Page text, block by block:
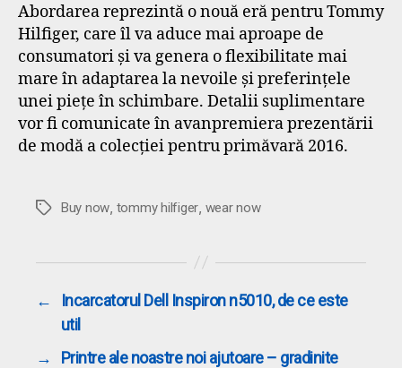
Abordarea reprezintă o nouă eră pentru Tommy
Hilfiger, care îl va aduce mai aproape de
consumatori și va genera o flexibilitate mai
mare în adaptarea la nevoile și preferințele
unei piețe în schimbare. Detalii suplimentare
vor fi comunicate în avanpremiera prezentării
de modă a colecției pentru primăvară 2016.
Etichete
Buy now tommy hilfiger wear now
←
Incarcatorul Dell Inspiron n5010, de ce este
util
→
Printre ale noastre noi ajutoare – gradinite